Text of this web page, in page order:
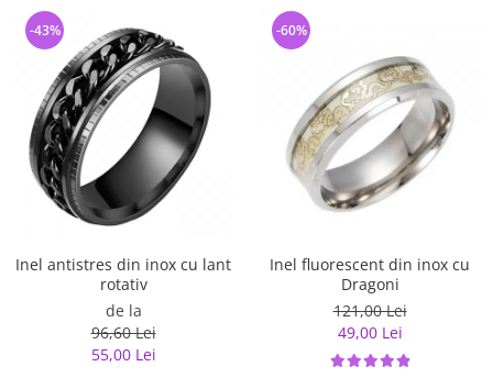
Inel antistres din inox cu lant
rotativ
de la
96,60 Lei
55,00 Lei
-43%
Inel fluorescent din inox cu
Dragoni
121,00 Lei
49,00 Lei
-60%